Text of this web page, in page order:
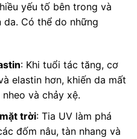
yếu tố bên trong và
Có thể do những
: Khi tuổi tác tăng, cơ
elastin hơn, khiến da mất
và chảy xệ.
trời: Tia UV làm phá
đốm nâu, tàn nhang và